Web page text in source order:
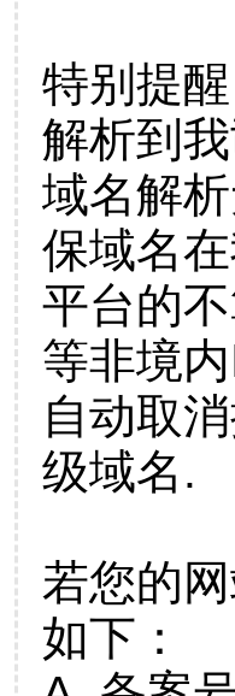
特别提
解析到
域名解
保域名
平台的
等非境
自动取
级域名.
若您的
如下：